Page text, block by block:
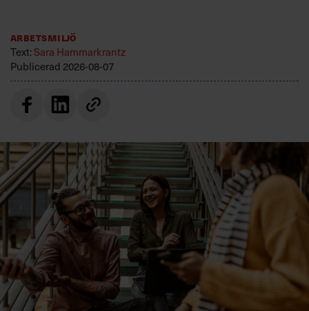
Arbetsmiljö
Text:Sara Hammarkrantz
Publicerad 2026-08-07